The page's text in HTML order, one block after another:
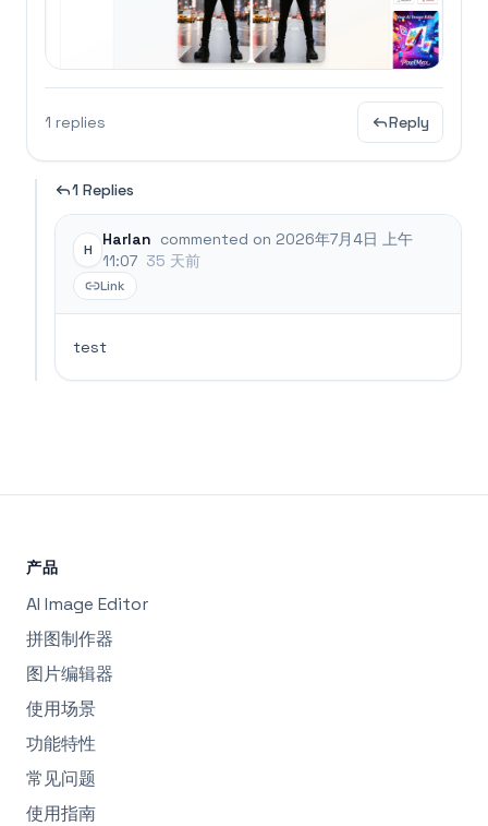
1 replies Reply
1 Replies
H
Harlan commented on 2026年7月4日 上午
11:07 35 天前
Link
test
产品
AI Image Editor
拼图制作器
图片编辑器
使用场景
功能特性
常见问题
使用指南